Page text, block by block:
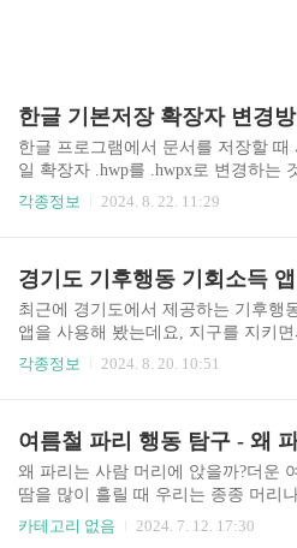
한글 프로그램에서 문서를 저장할 때
일 확장자 .hwp를 .hwpx로 변경하는
월한 결정입니다. 이는 단순한 파일
법을 안내하겠습니다. 목차 왜 .hwpx
할까?한글 문서의 기본 저장 형식을
x로 변경하는 것은 단순히 새로운 파
택하는 것을 넘어, 더 나은 작업 환경
적인 문서 관리를 위한 중요한 결정입
서 작업에서 큰 이점을 가져다줄 것
x 형..
각종정보 2024. 8. 22. 11:29
최근에 경기도에서 제공하는 기후행
앱을 사용해 봤는데요, 지구를 지키
받을 수 있는 좋은 기회가 있어서 소
득 앱 설치 및 이용방법플레이스토어
접근권한 설정회원가입/로그인휴대전
디/비밀번호 설정주소 입력이메일 등
력(선택)약관동의가입완료리워드 적
다양한 서비스를 통해 리워드를 적립
각종정보 2024. 8. 20. 10:51
왜 파리는 사람 머리에 앉을까?더운
땀을 많이 흘릴 때 우리는 종종 머리
파리가 날아다니는 것을 경험하게 됩
카테고리 없음 2024. 7. 12. 17:30